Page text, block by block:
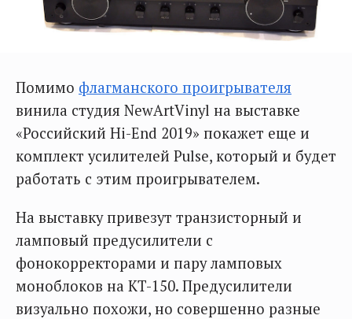
Помимо флагманского проигрывателя
винила студия NewArtVinyl на выставке
«Российский Hi-End 2019» покажет еще и
комплект усилителей Pulse, который и будет
работать с этим проигрывателем.
На выставку привезут транзисторный и
ламповый предусилители с
фонокорректорами и пару ламповых
моноблоков на KT-150. Предусилители
визуально похожи, но совершенно разные